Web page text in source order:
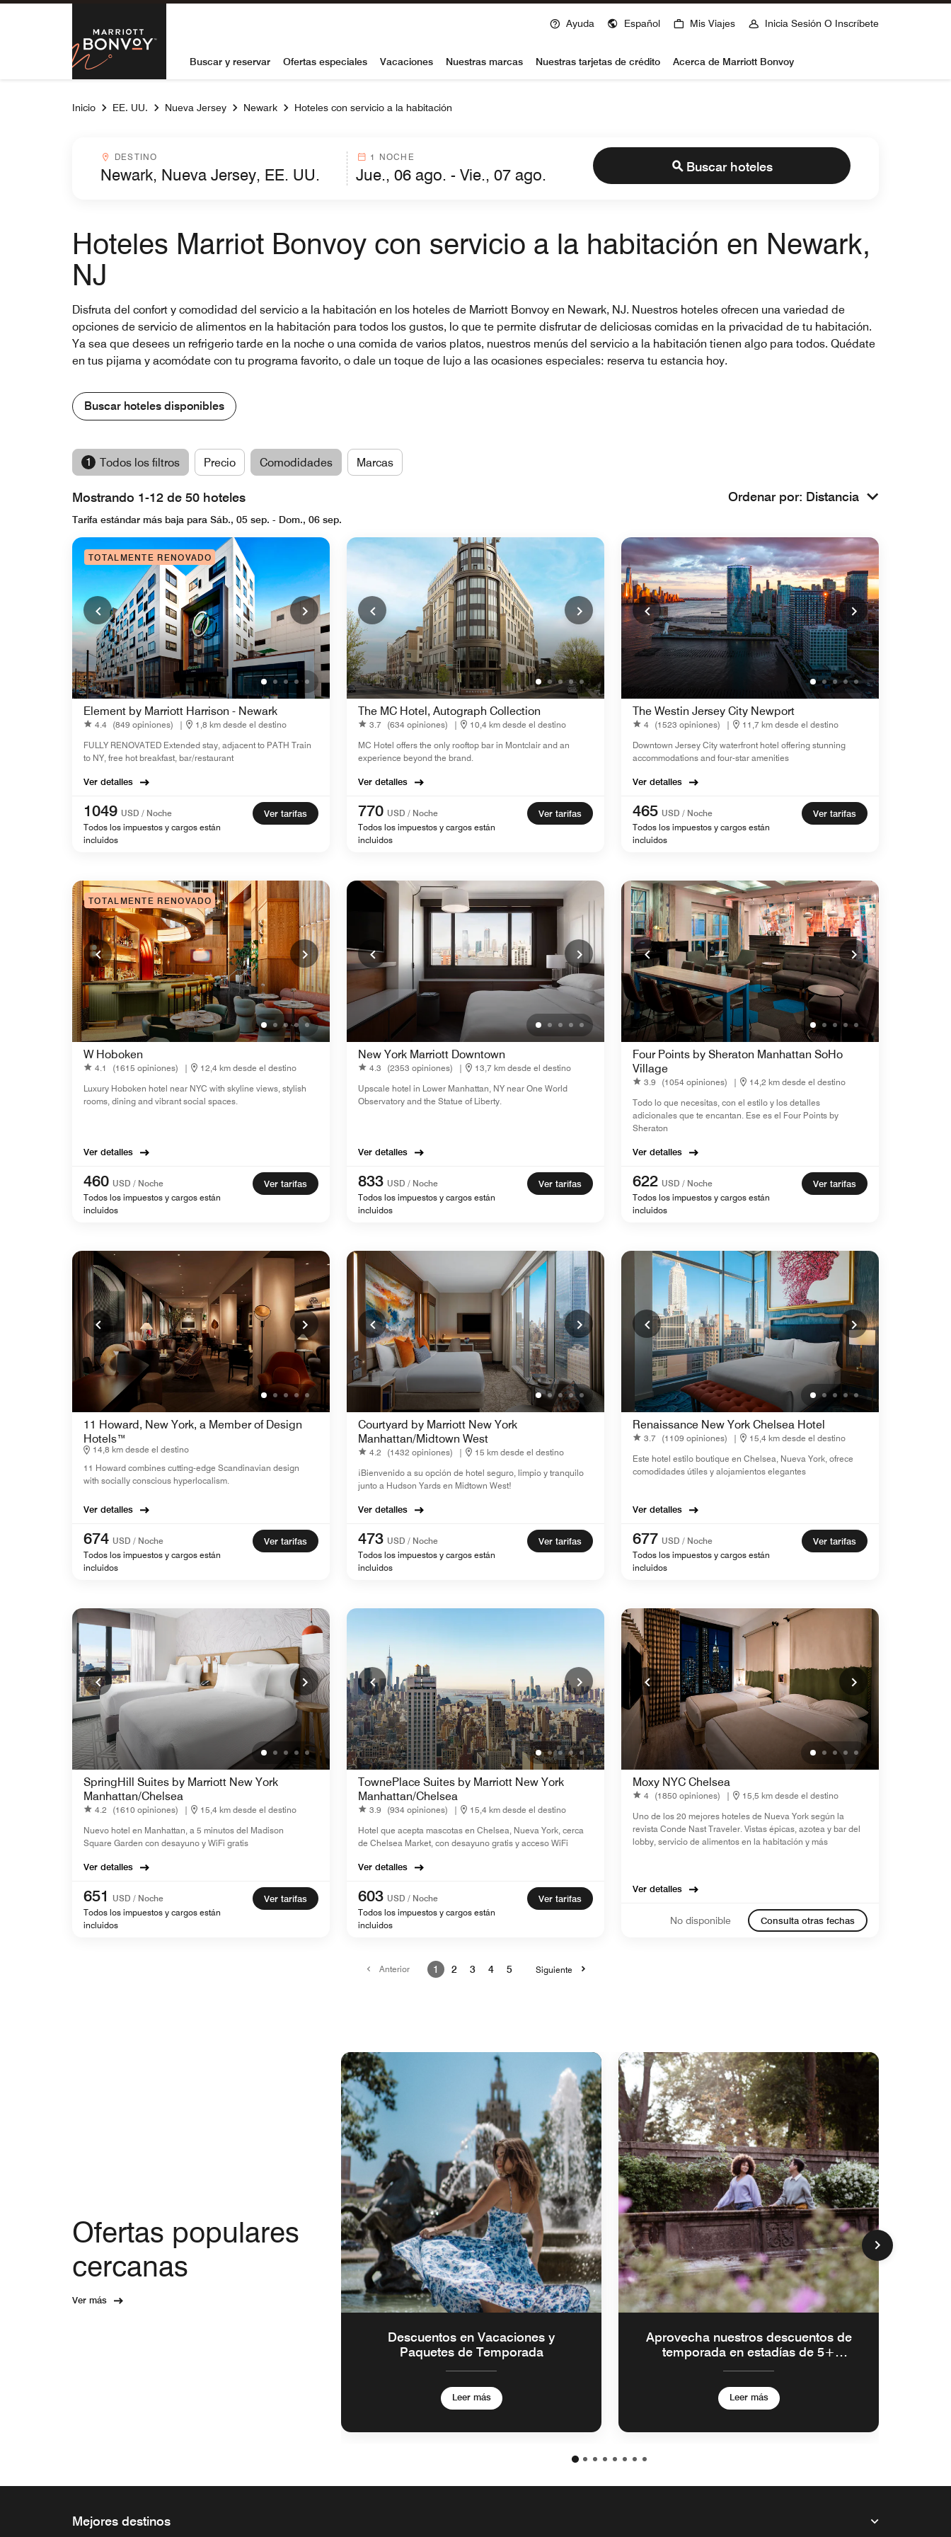
Skip to Content
Marriott Bonvoy
Ayuda Español Mis Viajes Inicia Sesión O Inscríbete
Buscar y reservar Ofertas especiales Vacaciones Nuestras marcas Nuestras tarjetas de crédito Acerca de Marriott Bonvoy
Inicio EE. UU. Nueva Jersey Newark Hoteles con servicio a la habitación
Destinocombobox
DESTINO 1 NOCHE
Buscar hoteles
Hoteles Marriot Bonvoy con servicio a la habitación en Newark,
NJ
Disfruta del confort y comodidad del servicio a la habitación en los hoteles de Marriott Bonvoy en Newark, NJ. Nuestros hoteles ofrecen una variedad de
opciones de servicio de alimentos en la habitación para todos los gustos, lo que te permite disfrutar de deliciosas comidas en la privacidad de tu habitación.
Ya sea que desees un refrigerio tarde en la noche o una comida de varios platos, nuestros menús del servicio a la habitación tienen algo para todos. Quédate
en tus pijama y acomódate con tu programa favorito, o dale un toque de lujo a las ocasiones especiales: reserva tu estancia hoy.
Buscar hoteles disponibles
1 Todos los filtros Precio Comodidades Marcas
Mostrando 1-12 de 50 hoteles Ordenar por: Distancia
Tarifa estándar más baja para Sáb., 05 sep. - Dom., 06 sep.
TOTALMENTE RENOVADO
Element by Marriott Harrison - Newark
4.4 (849 opiniones) |
1,8 km desde el destino
FULLY RENOVATED Extended stay, adjacent to PATH Train
to NY, free hot breakfast, bar/restaurant
Ver detalles
1049 USD / Noche
Todos los impuestos y cargos están
incluidos
Ver tarifas
The MC Hotel, Autograph Collection
3.7 (634 opiniones) |
10,4 km desde el destino
MC Hotel offers the only rooftop bar in Montclair and an
experience beyond the brand.
Ver detalles
770 USD / Noche
Todos los impuestos y cargos están
incluidos
Ver tarifas
The Westin Jersey City Newport
4 (1523 opiniones) |
11,7 km desde el destino
Downtown Jersey City waterfront hotel offering stunning
accommodations and four-star amenities
Ver detalles
465 USD / Noche
Todos los impuestos y cargos están
incluidos
Ver tarifas
TOTALMENTE RENOVADO
W Hoboken
4.1 (1615 opiniones) |
12,4 km desde el destino
Luxury Hoboken hotel near NYC with skyline views, stylish
rooms, dining and vibrant social spaces.
Ver detalles
460 USD / Noche
Todos los impuestos y cargos están
incluidos
Ver tarifas
New York Marriott Downtown
4.3 (2353 opiniones) |
13,7 km desde el destino
Upscale hotel in Lower Manhattan, NY near One World
Observatory and the Statue of Liberty.
Ver detalles
833 USD / Noche
Todos los impuestos y cargos están
incluidos
Ver tarifas
Four Points by Sheraton Manhattan SoHo
Village
3.9 (1054 opiniones) |
14,2 km desde el destino
Todo lo que necesitas, con el estilo y los detalles
adicionales que te encantan. Ese es el Four Points by
Sheraton
Ver detalles
622 USD / Noche
Todos los impuestos y cargos están
incluidos
Ver tarifas
11 Howard, New York, a Member of Design
Hotels™
14,8 km desde el destino
11 Howard combines cutting-edge Scandinavian design
with socially conscious hyperlocalism.
Ver detalles
674 USD / Noche
Todos los impuestos y cargos están
incluidos
Ver tarifas
Courtyard by Marriott New York
Manhattan/Midtown West
4.2 (1432 opiniones) |
15 km desde el destino
¡Bienvenido a su opción de hotel seguro, limpio y tranquilo
junto a Hudson Yards en Midtown West!
Ver detalles
473 USD / Noche
Todos los impuestos y cargos están
incluidos
Ver tarifas
Renaissance New York Chelsea Hotel
3.7 (1109 opiniones) |
15,4 km desde el destino
Este hotel estilo boutique en Chelsea, Nueva York, ofrece
comodidades útiles y alojamientos elegantes
Ver detalles
677 USD / Noche
Todos los impuestos y cargos están
incluidos
Ver tarifas
SpringHill Suites by Marriott New York
Manhattan/Chelsea
4.2 (1610 opiniones) |
15,4 km desde el destino
Nuevo hotel en Manhattan, a 5 minutos del Madison
Square Garden con desayuno y WiFi gratis
Ver detalles
651
USD / Noche
Todos los impuestos y cargos están
incluidos
Ver tarifas
TownePlace Suites by Marriott New York
Manhattan/Chelsea
3.9 (934 opiniones) |
15,4 km desde el destino
Hotel que acepta mascotas en Chelsea, Nueva York, cerca
de Chelsea Market, con desayuno gratis y acceso WiFi
Ver detalles
603 USD / Noche
Todos los impuestos y cargos están
incluidos
Ver tarifas
Moxy NYC Chelsea
4 (1850 opiniones) |
15,5 km desde el destino
Uno de los 20 mejores hoteles de Nueva York según la
revista Conde Nast Traveler. Vistas épicas, azotea y bar del
lobby, servicio de alimentos en la habitación y más
Ver detalles
No disponible Consulta otras fechas
Anterior 1 2 3 4 5 Siguiente
Ofertas populares
cercanas
Ver más
Descuentos en Vacaciones y
Paquetes de Temporada
Leer más
Aprovecha nuestros descuentos de
temporada en estadías de 5+
Leer más
Mejores destinos